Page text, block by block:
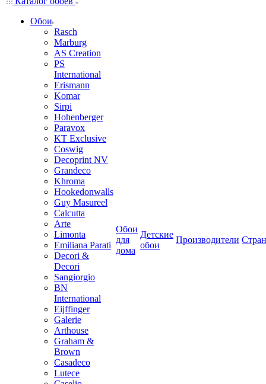
Обои
Rasch
Marburg
AS Creation
PS
International
Erismann
Komar
Sirpi
Hohenberger
Paravox
KT Exclusive
Coswig
Decoprint NV
Grandeco
Khroma
Hookedonwalls
Guy Masureel
Calcutta
Arte
Limonta
Emiliana Parati
Decori &
Decori
Sangiorgio
BN
International
Eijffinger
Galerie
Arthouse
Graham &
Brown
Casadeco
Lutece
Обои
для
дома
Детские
обои
Производители